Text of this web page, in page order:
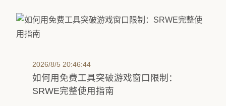
2026/8/5 20:46:44
如何用免费工具突破游戏窗口限制：
SRWE完整使用指南